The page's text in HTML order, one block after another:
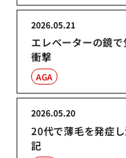
エレベーターの鏡
衝撃
2026.05.21
AGA
20代で薄毛を発症
記
2026.05.20